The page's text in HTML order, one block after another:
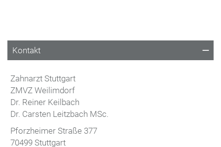
Kontakt
Zahnarzt Stuttgart
ZMVZ Weilimdorf
Dr. Reiner Keilbach
Dr. Carsten Leitzbach MSc.
Pforzheimer Straße 377
70499 Stuttgart